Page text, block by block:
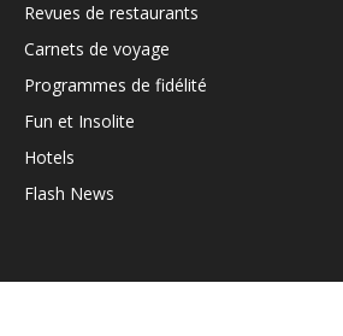
Revues de restaurants
Carnets de voyage
Programmes de fidélité
Fun et Insolite
Hotels
Flash News